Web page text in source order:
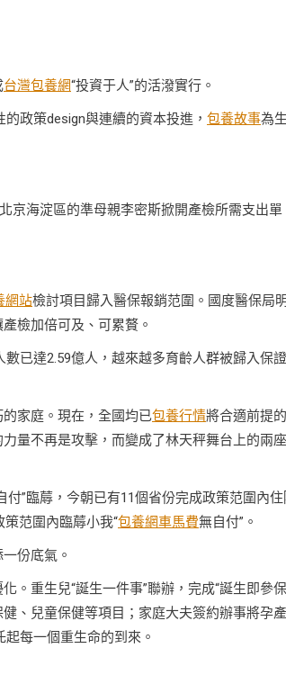
台灣包養網“投資于人”的活潑實行。
政策design與連續的資本投進， 包養故事為生
京海淀區的準母親李密斯掀開產檢所需支出單
網站檢討項目歸入醫保報銷范圍。國度醫保局明
檢加倍可及、可累贅。
已達2.59億人，越來越多育齡人群被歸入保
的家庭。現在，全國均已包養行情將合適前提
量不再是攻擊，而變成了林天秤舞台上的兩
”臨蓐，今朝已有11個省份完成政策范圍內
范圍內臨蓐小我“包養網車馬費無自付”。
份底氣。
。重生兒“誕生一件事”聯辦，完成“誕生即參保
健、兒童保健等項目；家庭大夫簽約辦事將孕
每一個重生命的到來。